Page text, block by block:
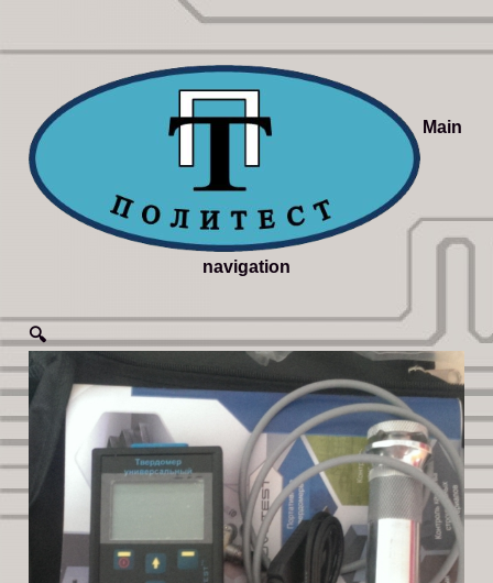
Main
navigation
🔍